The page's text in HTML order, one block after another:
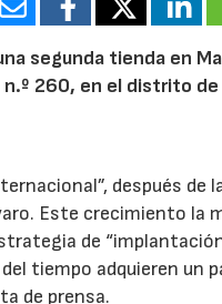
segunda tienda en
260, en el distrito de
después de
Este crecimiento la
de
tiempo adquieren un
de prensa.